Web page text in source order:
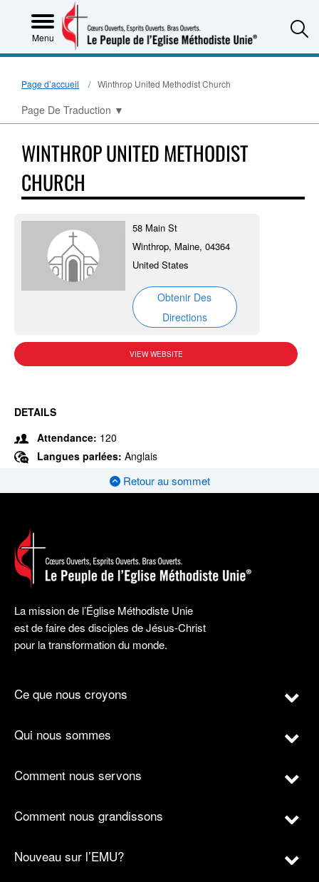
Menu
Page d’accueil Winthrop United Methodist Church
Page De Traduction ▼
WINTHROP UNITED METHODIST
CHURCH
58 Main St
Winthrop, Maine, 04364
United States
Obtenir Des
Directions
VIEW WEBSITE
DETAILS
Attendance: 120
Langues parlées: Anglais
Retour au sommet
La mission de l’Église Méthodiste Unie
est de faire des disciples de Jésus-Christ
pour la transformation du monde.
Ce que nous croyons
Qui nous sommes
Comment nous servons
Comment nous grandissons
Nouveau sur l’EMU?